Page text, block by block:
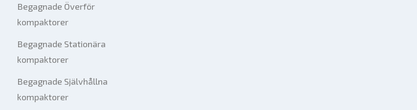
Begagnade Överför
kompaktorer
Begagnade Stationära
kompaktorer
Begagnade Självhållna
kompaktorer